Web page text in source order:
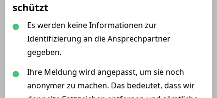
schützt
Es werden keine Informationen zur
Identifizierung an die Ansprechpartner
gegeben.
Ihre Meldung wird angepasst, um sie noch
anonymer zu machen. Das bedeutet, dass wir